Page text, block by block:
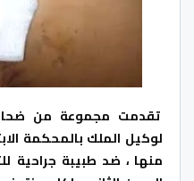
تقدمت مجموعة من
لوكيل الملك بالمحكمة
منها ، ضد طبيبة